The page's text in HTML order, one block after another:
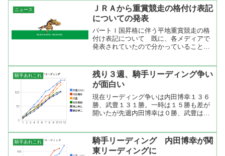
度も懸案されてきたが、今年５月に国際
競馬統括機関連盟（ＩＦＨ...
ニュース
ＪＲＡから重賞競走の格付け表記
についての発表
パートＩ国昇格に伴う平地重賞競走の格
付け表記について 既に、各メディアで
発表されていたので分かっていることで
記は２００７年からで既に終わったレー
スも国際格付け競走に認定...
騎手あれこれ
残り３週、騎手リーディング争い
が面白い
現在リーディング争いは内田博幸１３６
勝、武豊１３１勝。一時は１５勝も差が
開いたが先週内田博幸は０勝、武豊は４
なるところですね。地方であれだけ勝っ
ている騎手だから今さらリ...
騎手あれこれ
騎手リーディング 内田博幸が関
東リーディングに